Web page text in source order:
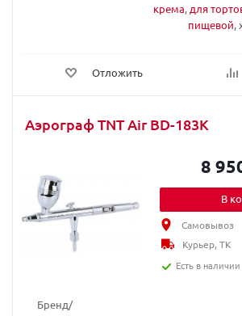
крема, для
пищевой,
Отложить
Аэрограф TNT Air BD-183K
Бренд/
8
В
Самовывоз
Курьер, ТК
Есть в наличии